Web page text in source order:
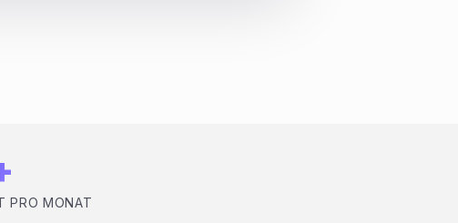
PRO MONAT